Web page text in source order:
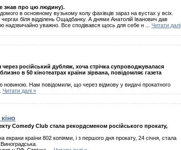
знав про цю людину).
в основному вузькому колу фахівців зараз на вустах у всіх.
біля відділень Ощадбанку. А днями Анатолій Іванович дав
надзвичайно уважно. Все сподівався щось для себе н
Читати далі
російський дубляж, хоча стрічка супроводжувалася
в 50 кінотеатрах країни зірвана, повідомляє газета
новиною. Нам повідомили, що через відмову у видачі прокатного
Читати далі »
Comedy Club стала рекордсменом російського прокату,
країни 802 копіями, і з першого дня прокату, 24 січня, стала